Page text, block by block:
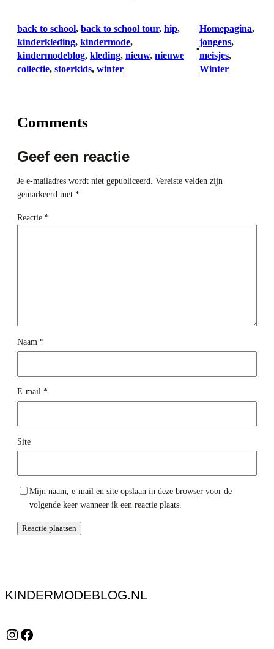
back to school, back to school tour, hip
kinderkleding, kindermode
kindermodeblog, kleding, nieuw, nieuwe
collectie, stoerkids, winter
•
Homepagina
jongens
meisjes
Winter
Comments
Geef een reactie
Je e-mailadres wordt niet gepubliceerd. Vereiste velden zijn
gemarkeerd met *
Reactie *
Naam *
E-mail *
Site
Mijn naam, e-mail en site opslaan in deze browser voor de
volgende keer wanneer ik een reactie plaats.
KINDERMODEBLOG.NL
Instagram Facebook